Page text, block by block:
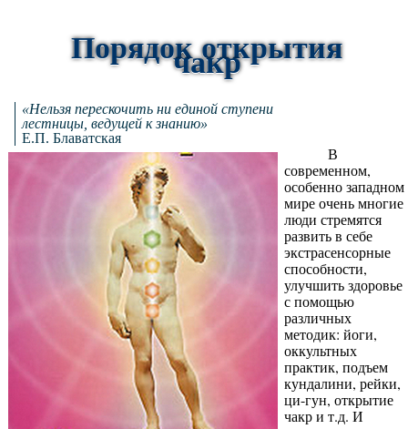
Порядок открытия
чакр
«Нельзя перескочить ни единой ступени
лестницы, ведущей к знанию»
Е.П. Блаватская
В
современном,
особенно западном
мире очень многие
люди стремятся
развить в себе
экстрасенсорные
способности,
улучшить здоровье
с помощью
различных
методик: йоги,
оккультных
практик, подъем
кундалини, рейки,
ци-гун, открытие
чакр и т.д. И